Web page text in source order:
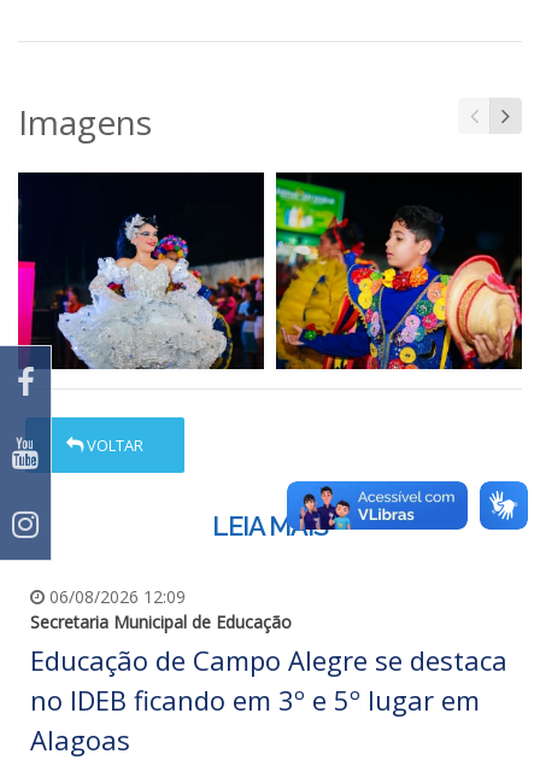
Imagens
VOLTAR
LEIA MAIS
06/08/2026 12:09
Secretaria Municipal de Educação
Educação de Campo Alegre se destaca
no IDEB ficando em 3º e 5º lugar em
Alagoas